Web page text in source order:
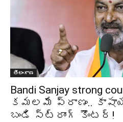
తెలంగాణ
Bandi Sanjay strong
కమలమే ప్రాణం..
బండి స్ట్రాంగ్‌ కౌంటర్‌!